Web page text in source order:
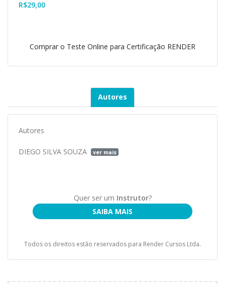
R$29,00
Comprar o Teste Online para Certificação RENDER
Autores
Autores
DIEGO SILVA SOUZA ver mais
Quer ser um Instrutor?
SAIBA MAIS
Todos os direitos estão reservados para Render Cursos Ltda.